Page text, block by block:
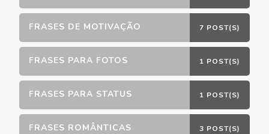
FRASES DE MOTIVAÇÃO 7 POST(S)
FRASES PARA FOTOS 1 POST(S)
FRASES PARA STATUS 1 POST(S)
FRASES ROMÂNTICAS 3 POST(S)